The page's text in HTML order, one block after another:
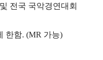
전국 국악경연대회
한함. (MR 가능)